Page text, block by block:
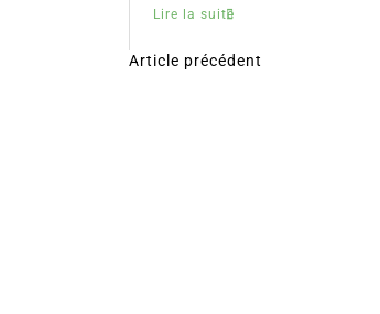
Lire la suite
N
Article précédent